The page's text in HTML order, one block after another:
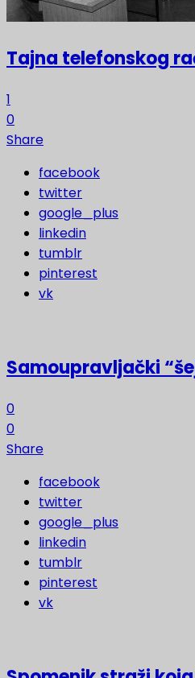
Tajna telefonskog
1
0
Share
facebook
twitter
google_plus
linkedin
tumblr
pinterest
vk
Samoupravljački
0
0
Share
facebook
twitter
google_plus
linkedin
tumblr
pinterest
vk